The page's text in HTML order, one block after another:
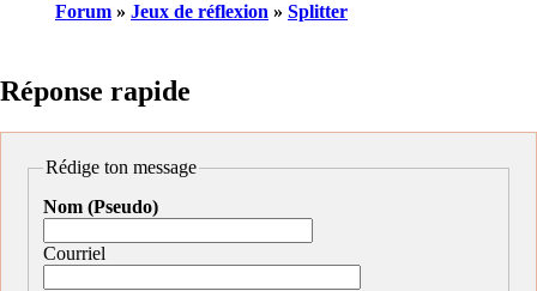
Forum » Jeux de réflexion » Splitter
Réponse rapide
Rédige ton message
Nom (Pseudo)
Courriel